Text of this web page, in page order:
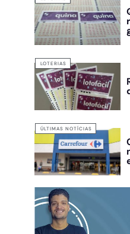
LOTERIAS
ÚLTIMAS NOTÍCIAS